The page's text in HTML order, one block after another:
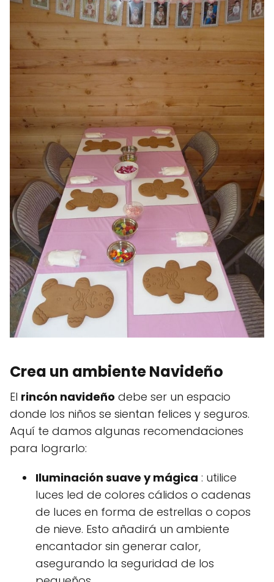
Crea un ambiente Navideño
El rincón navideño debe ser un espacio
donde los niños se sientan felices y seguros.
Aquí te damos algunas recomendaciones
para lograrlo:
Iluminación suave y mágica : utilice
luces led de colores cálidos o cadenas
de luces en forma de estrellas o copos
de nieve. Esto añadirá un ambiente
encantador sin generar calor,
asegurando la seguridad de los